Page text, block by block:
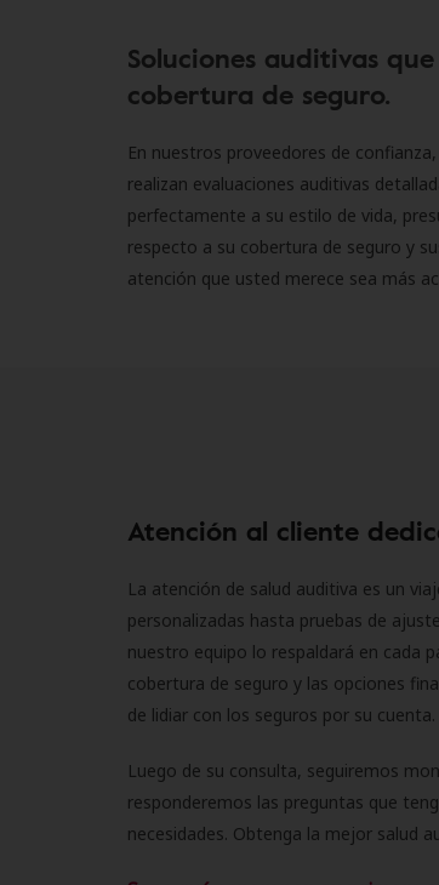
Soluciones auditivas
cobertura de seguro.
En nuestros proveedores de
realizan evaluaciones auditivas
perfectamente a su estilo de vida,
respecto a su cobertura de seguro y
atención que usted merece sea más
Atención al cliente
La atención de salud auditiva es un
personalizadas hasta pruebas de
nuestro equipo lo respaldará en cada
cobertura de seguro y las opciones
de lidiar con los seguros por su cuenta.
Luego de su consulta, seguiremos
responderemos las preguntas que
necesidades. Obtenga la mejor salud